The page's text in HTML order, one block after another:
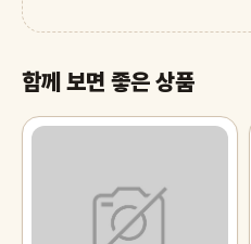
함께 보면 좋은 상품